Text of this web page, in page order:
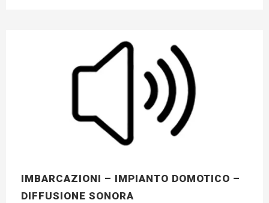
IMBARCAZIONI – IMPIANTO DOMOTICO –
DIFFUSIONE SONORA